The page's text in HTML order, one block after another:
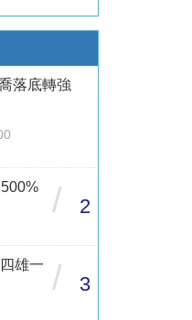
落底轉強
/ 2
雄一
/ 3